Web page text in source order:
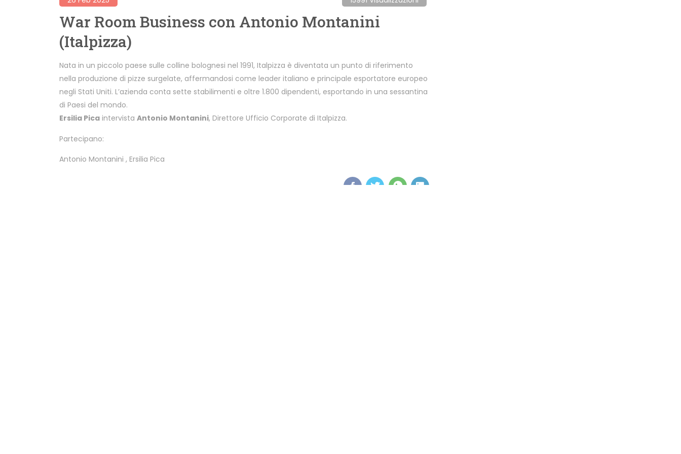
War Room Business con Antonio Montanini
(Italpizza)
Nata in un piccolo paese sulle colline bolognesi nel 1991, Italpizza è diventata un punto di riferimento
nella produzione di pizze surgelate, affermandosi come leader italiano e principale esportatore europeo
negli Stati Uniti. L’azienda conta sette stabilimenti e oltre 1.800 dipendenti, esportando in una sessantina
di Paesi del mondo.
Ersilia Pica intervista Antonio Montanini, Direttore Ufficio Corporate di Italpizza.
Partecipano:
Antonio Montanini , Ersilia Pica